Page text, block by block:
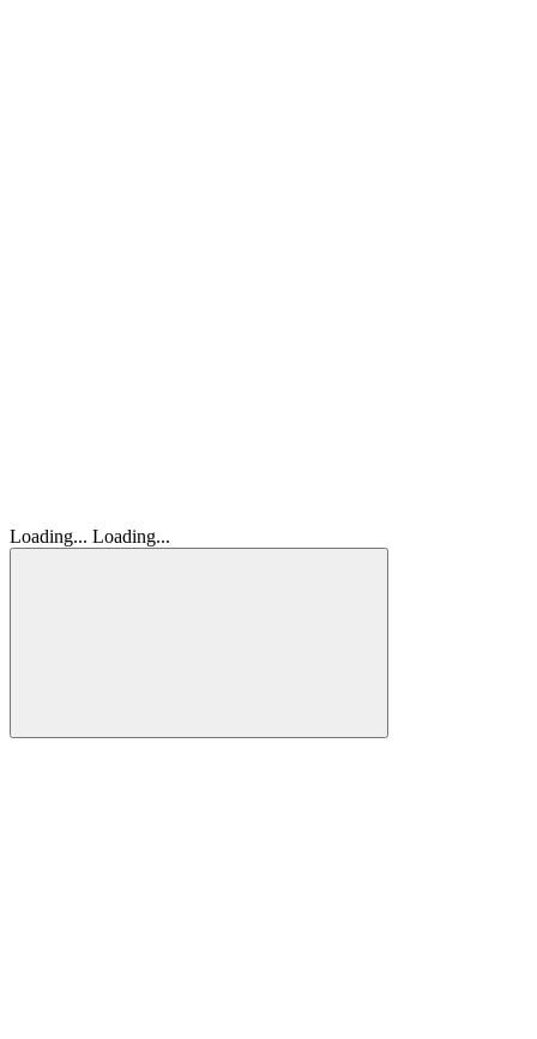
Loading... Loading...